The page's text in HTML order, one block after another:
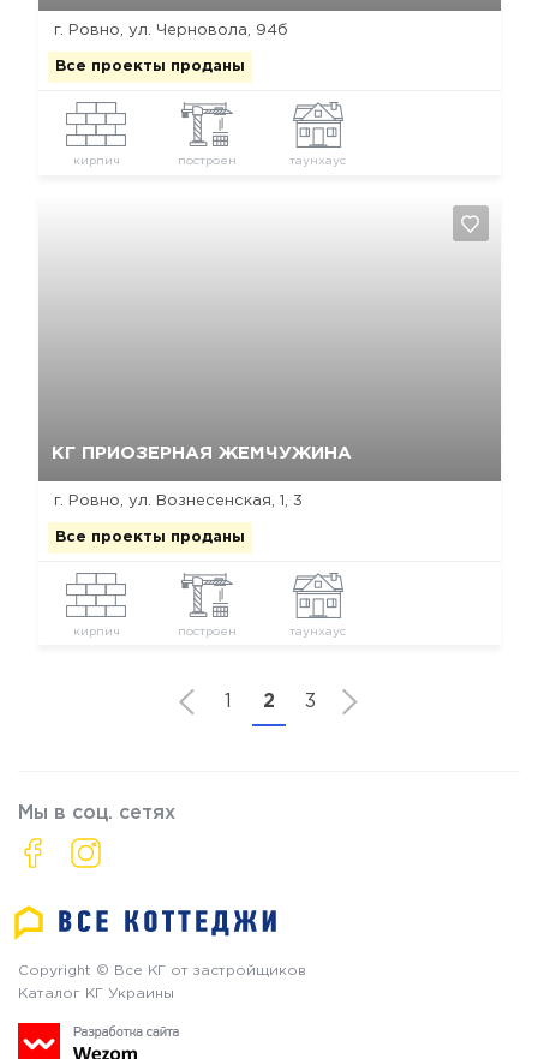
г. Ровно, ул. Черновола, 94б
Все проекты проданы
кирпич построен таунхаус
КГ ПРИОЗЕРНАЯ ЖЕМЧУЖИНА
г. Ровно, ул. Вознесенская, 1, 3
Все проекты проданы
кирпич построен таунхаус
1 2 3
Мы в соц. сетях
Copyright © Все КГ от застройщиков
Каталог КГ Украины